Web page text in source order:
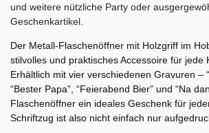
und weitere nützliche Party oder
Geschenkartikel.
Der Metall-Flaschenöffner mit Holzgriff im
stilvolles und praktisches Accessoire für jede
Erhältlich mit vier verschiedenen Gravuren –
“Bester Papa”, “Feierabend Bier” und “Na
Flaschenöffner ein ideales Geschenk für
Schriftzug ist also nicht einfach nur